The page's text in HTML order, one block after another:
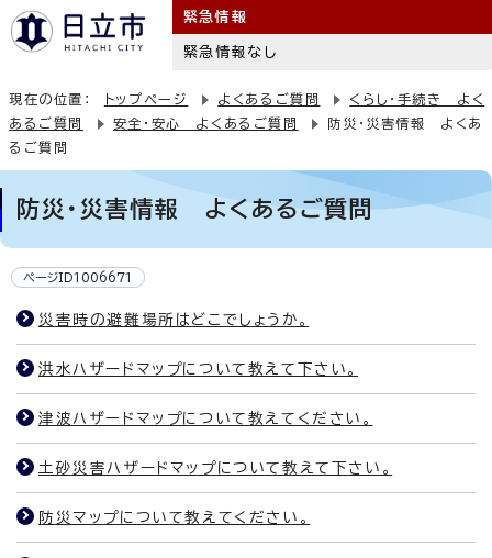
緊急情報
緊急情報なし
現在の位置： トップページ よくあるご質問
くらし・手続き よく
あるご質問
安全・安心 よくあるご質問
防災・災害情報 よくあ
るご質問
防災・災害情報 よくあるご質問
ページID1006671
災害時の避難場所はどこでしょうか。
洪水ハザードマップについて教えて下さい。
津波ハザードマップについて教えてください。
土砂災害ハザードマップについて教えて下さい。
防災マップについて教えてください。